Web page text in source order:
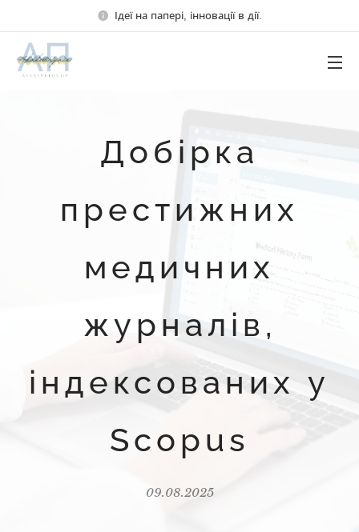
Ідеї на папері, інновації в дії.
Добірка
престижних
медичних
журналів,
індексованих у
Scopus
09.08.2025